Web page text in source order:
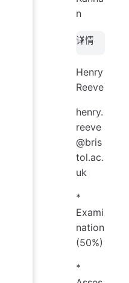
n
详情
Henry
Reeve
henry.
reeve
@bris
tol.ac.
uk
*
Exami
nation
(50%)
*